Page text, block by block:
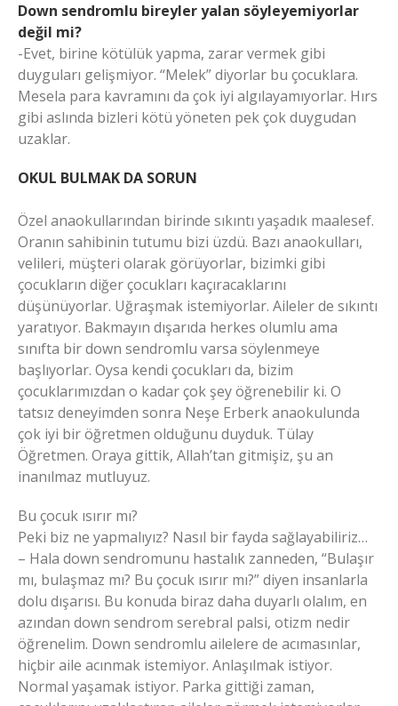
Down sendromlu bireyler yalan söyleyemiyorlar
değil mi?
-Evet, birine kötülük yapma, zarar vermek gibi
duyguları gelişmiyor. “Melek” diyorlar bu çocuklara.
Mesela para kavramını da çok iyi algılayamıyorlar. Hırs
gibi aslında bizleri kötü yöneten pek çok duygudan
uzaklar.
OKUL BULMAK DA SORUN
Özel anaokullarından birinde sıkıntı yaşadık maalesef.
Oranın sahibinin tutumu bizi üzdü. Bazı anaokulları,
velileri, müşteri olarak görüyorlar, bizimki gibi
çocukların diğer çocukları kaçıracaklarını
düşünüyorlar. Uğraşmak istemiyorlar. Aileler de sıkıntı
yaratıyor. Bakmayın dışarıda herkes olumlu ama
sınıfta bir down sendromlu varsa söylenmeye
başlıyorlar. Oysa kendi çocukları da, bizim
çocuklarımızdan o kadar çok şey öğrenebilir ki. O
tatsız deneyimden sonra Neşe Erberk anaokulunda
çok iyi bir öğretmen olduğunu duyduk. Tülay
Öğretmen. Oraya gittik, Allah’tan gitmişiz, şu an
inanılmaz mutluyuz.
Bu çocuk ısırır mı?
Peki biz ne yapmalıyız? Nasıl bir fayda sağlayabiliriz…
– Hala down sendromunu hastalık zanneden, “Bulaşır
mı, bulaşmaz mı? Bu çocuk ısırır mı?” diyen insanlarla
dolu dışarısı. Bu konuda biraz daha duyarlı olalım, en
azından down sendrom serebral palsi, otizm nedir
öğrenelim. Down sendromlu ailelere de acımasınlar,
hiçbir aile acınmak istemiyor. Anlaşılmak istiyor.
Normal yaşamak istiyor. Parka gittiği zaman,